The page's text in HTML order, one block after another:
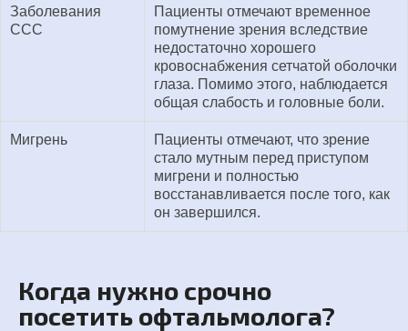
Заболевания
ССС
Пациенты отмечают временное
помутнение зрения вследствие
недостаточно хорошего
кровоснабжения сетчатой оболочки
глаза. Помимо этого, наблюдается
общая слабость и головные боли.
Мигрень
Пациенты отмечают, что зрение
стало мутным перед приступом
мигрени и полностью
восстанавливается после того, как
он завершился.
Когда нужно срочно
посетить офтальмолога?